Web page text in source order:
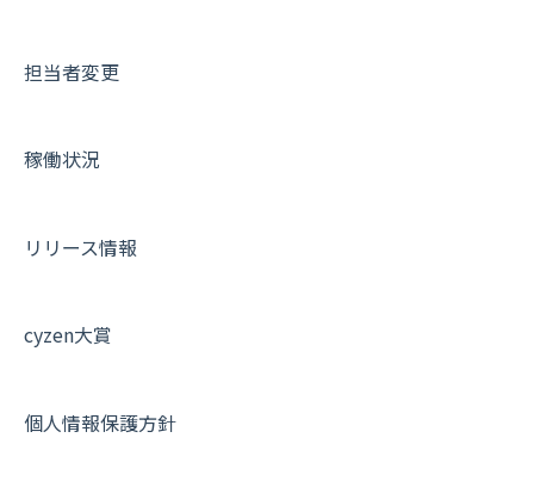
商品
お知らせ
商品
契約・その他
メンバー画面について
その他よくある質問
担当者変更
稼働状況
リリース情報
cyzen大賞
個人情報保護方針